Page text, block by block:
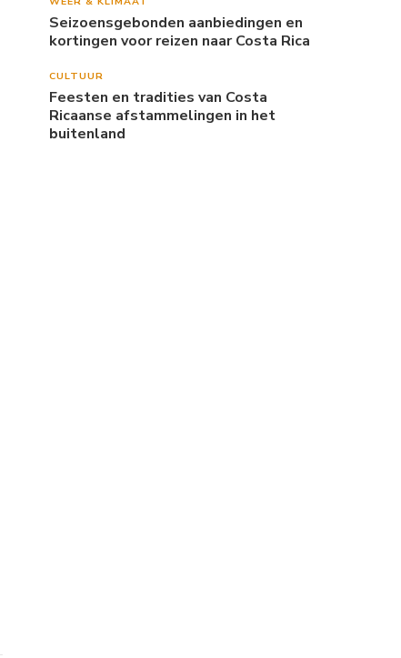
Seizoensgebonden aanbiedingen en
kortingen voor reizen naar Costa Rica
CULTUUR
Feesten en tradities van Costa
Ricaanse afstammelingen in het
buitenland